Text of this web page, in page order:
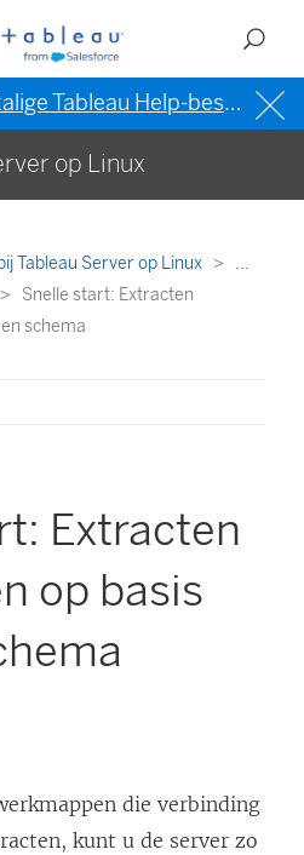
Tableau Help-bestand (VS)
op Linux
Tableau Server op Linux
...
Snelle start: Extracten
schema
Extracten
op basis
die verbinding
kunt u de server zo